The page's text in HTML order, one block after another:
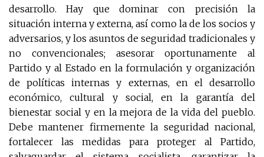
desarrollo. Hay que dominar con precisión la
situación interna y externa, así como la de los socios y
adversarios, y los asuntos de seguridad tradicionales y
no convencionales; asesorar oportunamente al
Partido y al Estado en la formulación y organización
de políticas internas y externas, en el desarrollo
económico, cultural y social, en la garantía del
bienestar social y en la mejora de la vida del pueblo.
Debe mantener firmemente la seguridad nacional,
fortalecer las medidas para proteger al Partido,